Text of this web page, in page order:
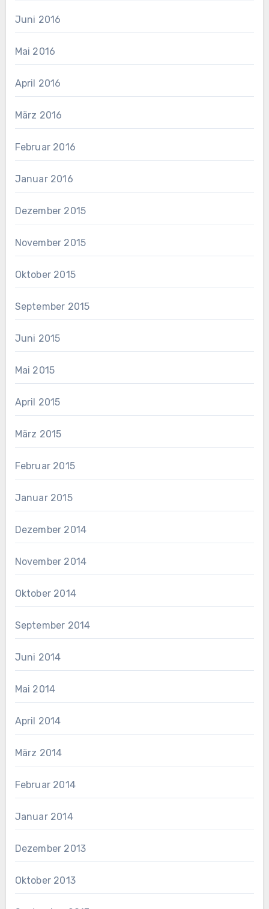
Juni 2016
Mai 2016
April 2016
März 2016
Februar 2016
Januar 2016
Dezember 2015
November 2015
Oktober 2015
September 2015
Juni 2015
Mai 2015
April 2015
März 2015
Februar 2015
Januar 2015
Dezember 2014
November 2014
Oktober 2014
September 2014
Juni 2014
Mai 2014
April 2014
März 2014
Februar 2014
Januar 2014
Dezember 2013
Oktober 2013